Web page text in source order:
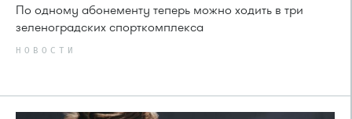
По одному абонементу теперь можно ходить в три
зеленоградских спорткомплекса
НОВОСТИ